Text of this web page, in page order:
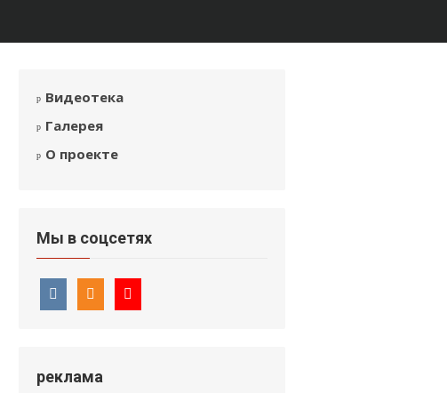
Видеотека
Галерея
О проекте
Мы в соцсетях
реклама